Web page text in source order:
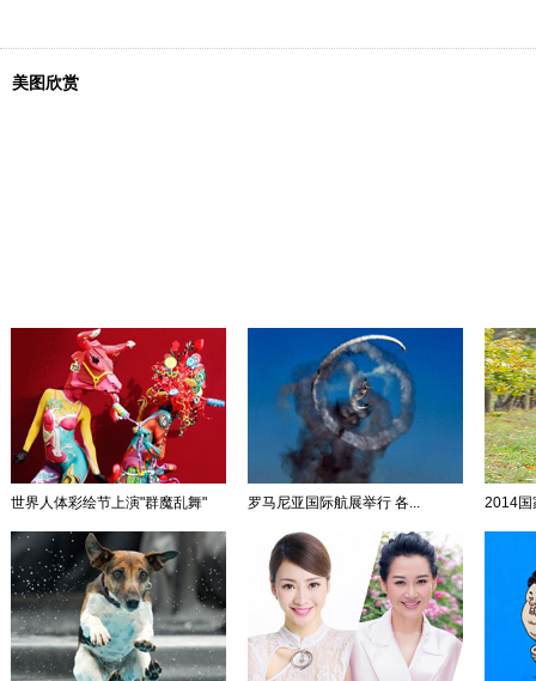
美图欣赏
世界人体彩绘节上演"群魔乱舞" 罗马尼亚国际航展举行 各... 2014国